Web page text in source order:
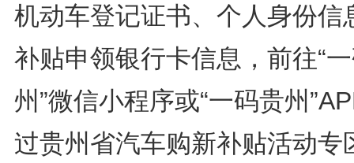
机动车登记证书、个人身份信
补贴申领银行卡信息，前往“
州”微信小程序或“一码贵州
过贵州省汽车购新补贴活动专